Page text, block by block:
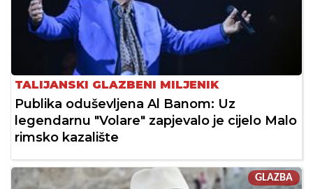
TALIJANSKI GLAZBENI MILJENIK
Publika oduševljena Al Banom: Uz
legendarnu "Volare" zapjevalo je cijelo Malo
rimsko kazalište
GLAZBA